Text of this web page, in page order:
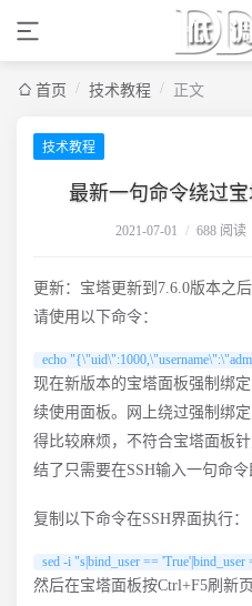
首页 / 技术教程 / 正文
技术教程
最新一句命令绕过
2021-07-01 / 688 阅读
更新：宝塔更新到7.6.0版本之
请使用以下命令：
echo
现在新版本的宝塔面板强制绑
续使用面板。网上绕过强制绑
得比较麻烦，不符合宝塔面板
结了只需要在SSH输入一句命令
复制以下命令在SSH界面执行：
sed -i "s|bind_user ==
然后在宝塔面板按Ctrl+F5刷新页